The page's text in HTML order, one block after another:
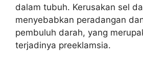
dalam tubuh. Kerusakan sel
menyebabkan peradangan
pembuluh darah, yang
terjadinya preeklamsia.